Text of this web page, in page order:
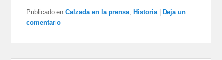
Publicado en Calzada en la prensa, Historia
Deja un
comentario